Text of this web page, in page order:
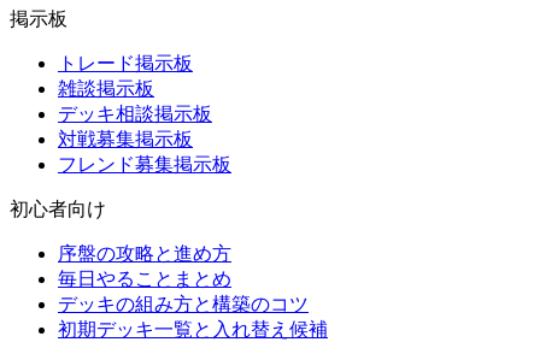
掲示板
トレード掲示板
雑談掲示板
デッキ相談掲示板
対戦募集掲示板
フレンド募集掲示板
初心者向け
序盤の攻略と進め方
毎日やることまとめ
デッキの組み方と構築のコツ
初期デッキ一覧と入れ替え候補